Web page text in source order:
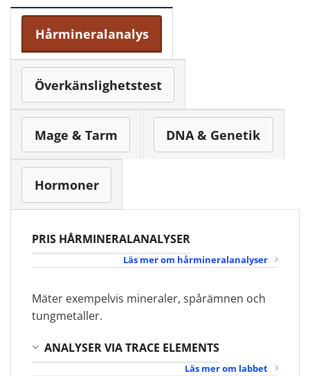
Hårmineralanalys
Överkänslighetstest
Mage & Tarm DNA & Genetik
Hormoner
PRIS HÅRMINERALANALYSER
Läs mer om hårmineralanalyser
Mäter exempelvis mineraler, spårämnen och
tungmetaller.
ANALYSER VIA TRACE ELEMENTS
Läs mer om labbet